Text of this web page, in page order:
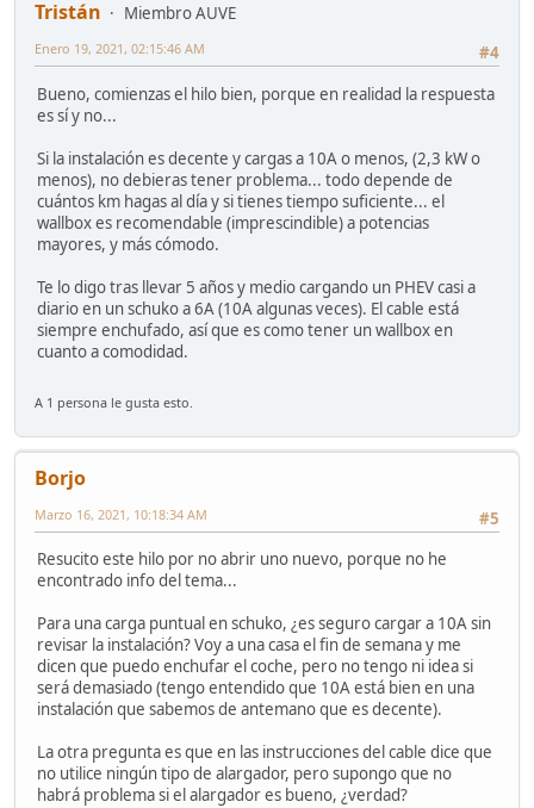
Tristán
Miembro AUVE
#4
Enero 19, 2021, 02:15:46 AM
Bueno, comienzas el hilo bien, porque en realidad la respuesta
es sí y no...
Si la instalación es decente y cargas a 10A o menos, (2,3 kW o
menos), no debieras tener problema... todo depende de
cuántos km hagas al día y si tienes tiempo suficiente... el
wallbox es recomendable (imprescindible) a potencias
mayores, y más cómodo.
Te lo digo tras llevar 5 años y medio cargando un PHEV casi a
diario en un schuko a 6A (10A algunas veces). El cable está
siempre enchufado, así que es como tener un wallbox en
cuanto a comodidad.
A 1 persona le gusta esto.
Borjo
#5
Marzo 16, 2021, 10:18:34 AM
Resucito este hilo por no abrir uno nuevo, porque no he
encontrado info del tema...
Para una carga puntual en schuko, ¿es seguro cargar a 10A sin
revisar la instalación? Voy a una casa el fin de semana y me
dicen que puedo enchufar el coche, pero no tengo ni idea si
será demasiado (tengo entendido que 10A está bien en una
instalación que sabemos de antemano que es decente).
La otra pregunta es que en las instrucciones del cable dice que
no utilice ningún tipo de alargador, pero supongo que no
habrá problema si el alargador es bueno, ¿verdad?